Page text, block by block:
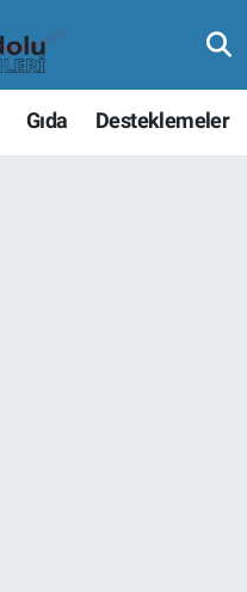
Gıda Desteklemeler